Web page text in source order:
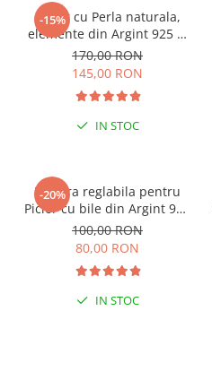
-15%
Colier cu Perla naturala,
elemente din Argint 925 si
margele Miyuki, multicolor
170,00 RON
145,00 RON
IN STOC
-20%
Bratara reglabila pentru
Picior cu bile din Argint 925
si margele Miyuki rosii
100,00 RON
80,00 RON
IN STOC